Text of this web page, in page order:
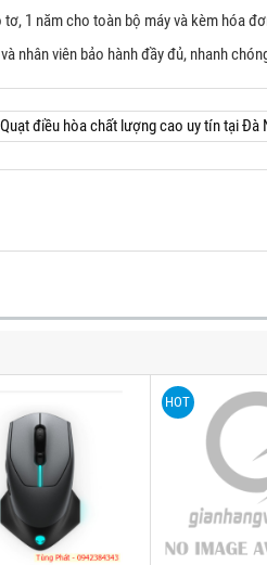
1 năm cho toàn bộ máy và kèm hóa
nhân viên bảo hành đầy đủ, nhanh
Quạt điều hòa chất lượng cao uy tín tại Đà
HOT